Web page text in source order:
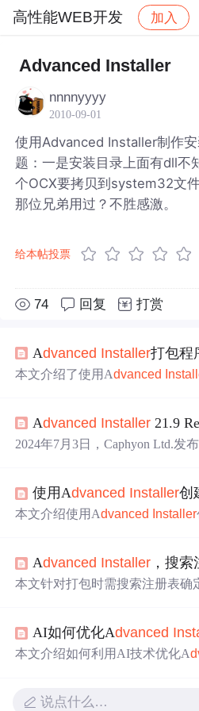
高性能WEB开发 加入
社区 高性能WEB开发
Advanced Installer
nnnnyyyy
2010-09-01
使用Advanced Installer制作
题：一是安装目录上面有dll不
个OCX要拷贝到system32文
那位兄弟用过？不胜感激。
给本帖投票
74 回复 打赏
Advanced Installer打包程
本文介绍了使用Advanced
框样式、许可证添加，最后进行
件、设置安装参数等，完成后点
Advanced Installer 21.9
2024年7月3日，Caphyon Ltd.发
选项、支持Java 19 - 22等增强功
数字签名等诸多问题。
使用Advanced Installer创
本文介绍使用Advanced Installer
等步骤，最后设置构建内容并点
可执行程序即可完成安装。
Advanced Installer ，搜索注
本文针对打包时需搜索注册表确
栏只读、新建查询项、测试查
入相关条件等步骤，还提及了特
AI如何优化Advanced
本文介绍如何利用AI技术优化A
成本，并结合InsCode平台实现
说点什么…